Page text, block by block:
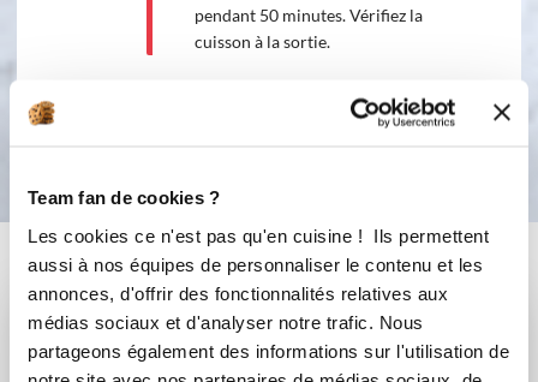
Team fan de cookies ?
Les cookies ce n'est pas qu'en cuisine ! Ils permettent
aussi à nos équipes de personnaliser le contenu et les
annonces, d'offrir des fonctionnalités relatives aux
médias sociaux et d'analyser notre trafic. Nous
partageons également des informations sur l'utilisation de
pendant 50 minutes. Vérifiez la
cuisson à la sortie.
Bon appétit !
Vous aimerez aussi ...